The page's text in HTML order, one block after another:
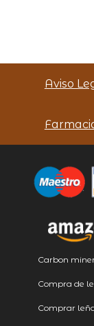
Aviso
Carbon
Compra de
Comprar